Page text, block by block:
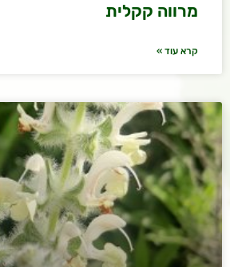
מרווה קקלית
קרא עוד »